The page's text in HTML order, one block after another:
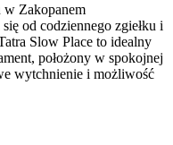
Zakopanem
od codziennego zgiełku i
Slow Place to idealny
położony w spokojnej
wytchnienie i możliwość